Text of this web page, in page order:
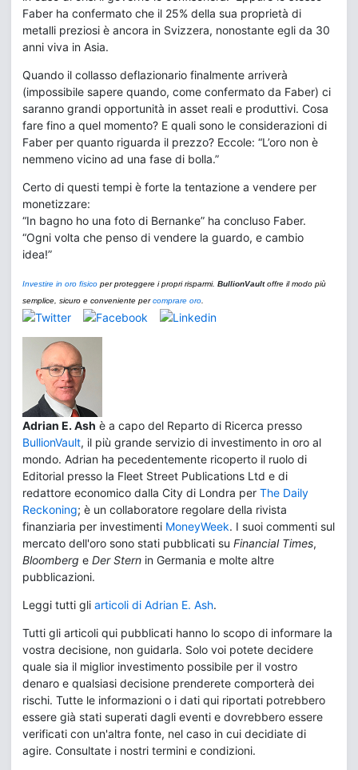
Faber ha confermato che il 25% della sua proprietà di
metalli preziosi è ancora in Svizzera, nonostante egli da 30
anni viva in Asia.
Quando il collasso deflazionario finalmente arriverà
(impossibile sapere quando, come confermato da Faber) ci
saranno grandi opportunità in asset reali e produttivi. Cosa
fare fino a quel momento? E quali sono le considerazioni di
Faber per quanto riguarda il prezzo? Eccole: “L’oro non è
nemmeno vicino ad una fase di bolla.”
Certo di questi tempi è forte la tentazione a vendere per
monetizzare:
“In bagno ho una foto di Bernanke” ha concluso Faber.
“Ogni volta che penso di vendere la guardo, e cambio
idea!”
Investire in oro fisico per proteggere i propri risparmi. BullionVault offre il modo più
semplice, sicuro e conveniente percomprare oro
Adrian E. Ash è a capo del Reparto di Ricerca presso
BullionVault, il più grande servizio di investimento in oro al
mondo. Adrian ha pecedentemente ricoperto il ruolo di
Editorial presso la Fleet Street Publications Ltd e di
redattore economico dalla City di Londra per The Daily
Reckoning; è un collaboratore regolare della rivista
finanziaria per investimenti MoneyWeek. I suoi commenti sul
mercato dell'oro sono stati pubblicati su Financial Times,
Bloomberg e Der Stern in Germania e molte altre
pubblicazioni.
Leggi tutti gli articoli di Adrian E. Ash.
Tutti gli articoli qui pubblicati hanno lo scopo di informare la
vostra decisione, non guidarla. Solo voi potete decidere
quale sia il miglior investimento possibile per il vostro
denaro e qualsiasi decisione prenderete comporterà dei
rischi. Tutte le informazioni o i dati qui riportati potrebbero
essere già stati superati dagli eventi e dovrebbero essere
verificati con un'altra fonte, nel caso in cui decidiate di
agire. Consultate i nostri termini e condizioni.